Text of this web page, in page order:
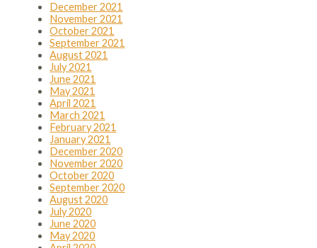
December 2021
November 2021
October 2021
September 2021
August 2021
July 2021
June 2021
May 2021
April 2021
March 2021
February 2021
January 2021
December 2020
November 2020
October 2020
September 2020
August 2020
July 2020
June 2020
May 2020